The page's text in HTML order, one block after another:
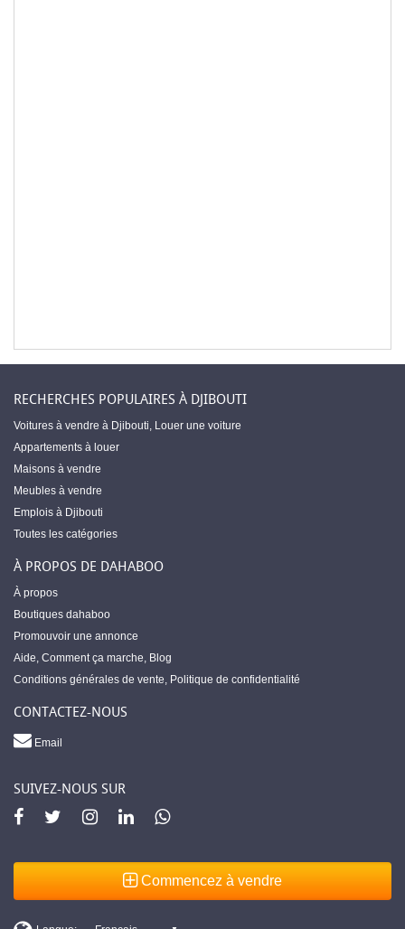
RECHERCHES POPULAIRES À DJIBOUTI
Voitures à vendre à Djibouti, Louer une voiture
Appartements à louer
Maisons à vendre
Meubles à vendre
Emplois à Djibouti
Toutes les catégories
À PROPOS DE DAHABOO
À propos
Boutiques dahaboo
Promouvoir une annonce
Aide, Comment ça marche, Blog
Conditions générales de vente, Politique de confidentialité
CONTACTEZ-NOUS
Email
SUIVEZ-NOUS SUR
Commencez à vendre